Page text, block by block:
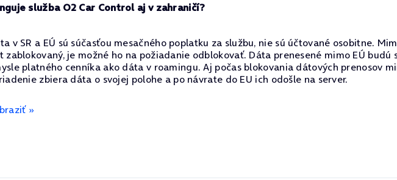
služba O2 Car Control aj v zahraničí?
v SR a EÚ sú súčasťou mesačného poplatku za službu, nie sú účtované osobitne.
zablokovaný, je možné ho na požiadanie odblokovať. Dáta prenesené mimo EÚ budú
platného cenníka ako dáta v roamingu. Aj počas blokovania dátových prenosov
zbiera dáta o svojej polohe a po návrate do EU ich odošle na server.
»